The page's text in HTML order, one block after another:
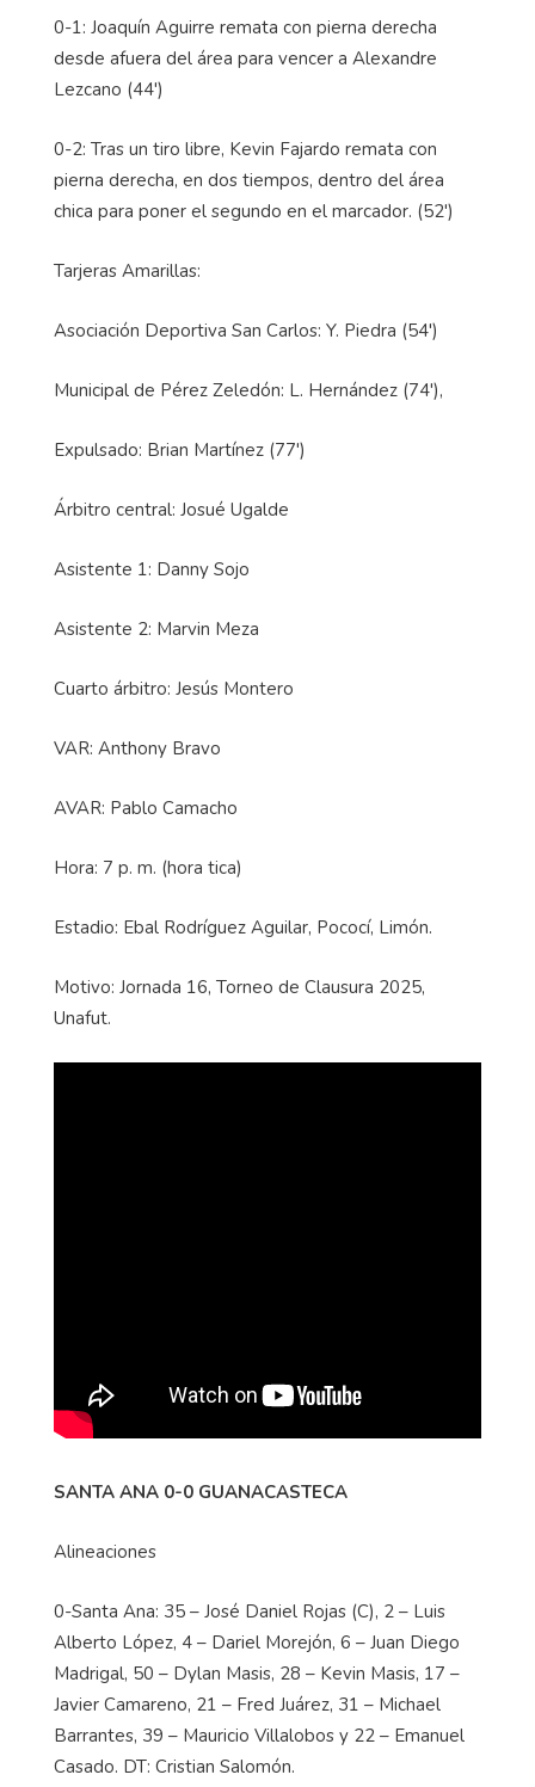
0-1: Joaquín Aguirre remata con pierna derecha
desde afuera del área para vencer a Alexandre
Lezcano (44')
0-2: Tras un tiro libre, Kevin Fajardo remata con
pierna derecha, en dos tiempos, dentro del área
chica para poner el segundo en el marcador. (52')
Tarjeras Amarillas:
Asociación Deportiva San Carlos: Y. Piedra (54')
Municipal de Pérez Zeledón: L. Hernández (74'),
Expulsado: Brian Martínez (77')
Árbitro central: Josué Ugalde
Asistente 1: Danny Sojo
Asistente 2: Marvin Meza
Cuarto árbitro: Jesús Montero
VAR: Anthony Bravo
AVAR: Pablo Camacho
Hora: 7 p. m. (hora tica)
Estadio: Ebal Rodríguez Aguilar, Pococí, Limón.
Motivo: Jornada 16, Torneo de Clausura 2025,
Unafut.
SANTA ANA 0-0 GUANACASTECA
Alineaciones
0-Santa Ana: 35 – José Daniel Rojas (C), 2 – Luis
Alberto López, 4 – Dariel Morejón, 6 – Juan Diego
Madrigal, 50 – Dylan Masis, 28 – Kevin Masis, 17 –
Javier Camareno, 21 – Fred Juárez, 31 – Michael
Barrantes, 39 – Mauricio Villalobos y 22 – Emanuel
Casado. DT: Cristian Salomón.